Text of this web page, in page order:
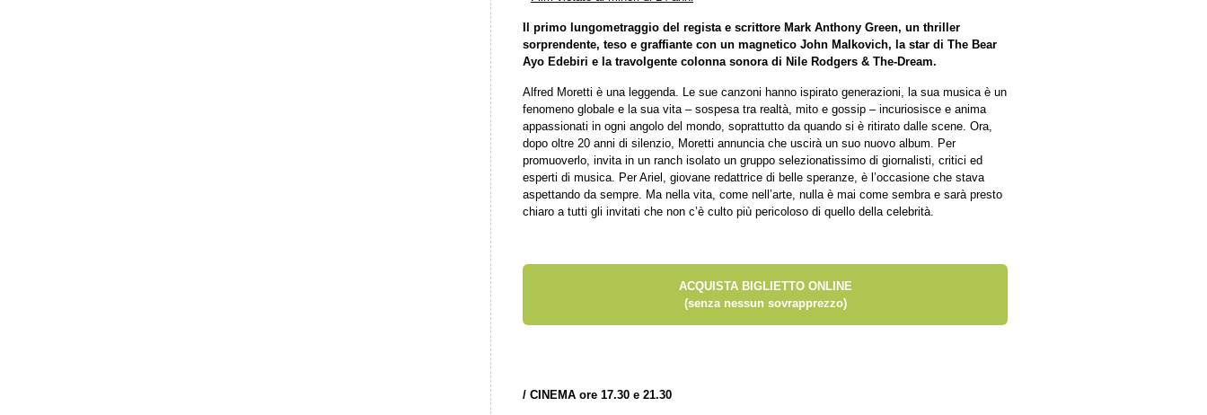
Il primo lungometraggio del regista e scrittore Mark Anthony Green, un thriller
sorprendente, teso e graffiante con un magnetico John Malkovich, la star di The Bear
Ayo Edebiri e la travolgente colonna sonora di Nile Rodgers & The-Dream.
Alfred Moretti è una leggenda. Le sue canzoni hanno ispirato generazioni, la sua musica è un
fenomeno globale e la sua vita – sospesa tra realtà, mito e gossip – incuriosisce e anima
appassionati in ogni angolo del mondo, soprattutto da quando si è ritirato dalle scene. Ora,
dopo oltre 20 anni di silenzio, Moretti annuncia che uscirà un suo nuovo album. Per
promuoverlo, invita in un ranch isolato un gruppo selezionatissimo di giornalisti, critici ed
esperti di musica. Per Ariel, giovane redattrice di belle speranze, è l’occasione che stava
aspettando da sempre. Ma nella vita, come nell’arte, nulla è mai come sembra e sarà presto
chiaro a tutti gli invitati che non c’è culto più pericoloso di quello della celebrità.
ACQUISTA BIGLIETTO ONLINE
(senza nessun sovrapprezzo)
/ CINEMA ore 17.30 e 21.30